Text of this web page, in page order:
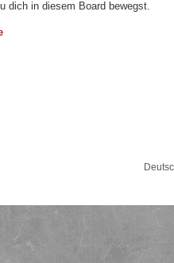
dich in diesem Board bewegst.